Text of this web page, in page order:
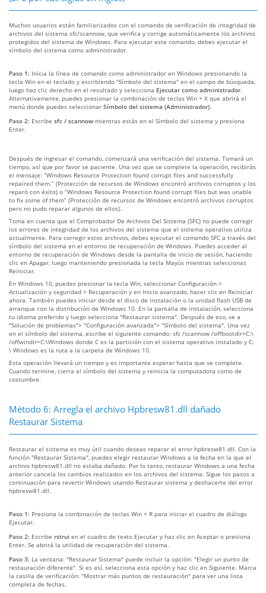
Muchos usuarios están familiarizados con el comando de verificación de integridad de
archivos del sistema sfc/scannow, que verifica y corrige automáticamente los archivos
protegidos del sistema de Windows. Para ejecutar este comando, debes ejecutar el
símbolo del sistema como administrador.
Paso 1: Inicia la línea de comando como administrador en Windows presionando la
tecla Win en el teclado y escribiendo "Símbolo del sistema" en el campo de búsqueda,
luego haz clic derecho en el resultado y selecciona Ejecutar como administrador.
Alternativamente, puedes presionar la combinación de teclas Win + X que abrirá el
menú donde puedes seleccionar Símbolo del sistema (Administrador).
Paso 2: Escribe sfc / scannow mientras estás en el Símbolo del sistema y presiona
Enter.
Después de ingresar el comando, comenzará una verificación del sistema. Tomará un
tiempo, así que por favor se paciente. Una vez que se complete la operación, recibirás
el mensaje: “Windows Resource Protection found corrupt files and successfully
repaired them.” (Protección de recursos de Windows encontró archivos corruptos y los
reparó con éxito) o “Windows Resource Protection found corrupt files but was unable
to fix some of them” (Protección de recursos de Windows encontró archivos corruptos
pero no pudo reparar algunos de ellos).
Toma en cuenta que el Comprobador De Archivos Del Sistema (SFC) no puede corregir
los errores de integridad de los archivos del sistema que el sistema operativo utiliza
actualmente. Para corregir estos archivos, debes ejecutar el comando SFC a través del
símbolo del sistema en el entorno de recuperación de Windows. Puedes acceder al
entorno de recuperación de Windows desde la pantalla de inicio de sesión, haciendo
clic en Apagar, luego manteniendo presionada la tecla Mayús mientras seleccionas
Reiniciar.
En Windows 10, puedes presionar la tecla Win, seleccionar Configuración >
Actualización y seguridad > Recuperación y en Inicio avanzado, hacer clic en Reiniciar
ahora. También puedes iniciar desde el disco de instalación o la unidad flash USB de
arranque con la distribución de Windows 10. En la pantalla de instalación, selecciona
tu idioma preferido y luego selecciona "Restaurar sistema". Después de eso, ve a
"Solución de problemas"> "Configuración avanzada"> "Símbolo del sistema". Una vez
en el símbolo del sistema, escribe el siguiente comando: sfc /scannow /offbootdir=C:\
/offwindir=C:\Windows donde C es la partición con el sistema operativo instalado y C:
\ Windows es la ruta a la carpeta de Windows 10.
Esta operación llevará un tiempo y es importante esperar hasta que se complete.
Cuando termine, cierra el símbolo del sistema y reinicia la computadora como de
costumbre.
Método 6: Arregla el archivo Hpbresw81.dll dañado
Restaurar Sistema
Restaurar el sistema es muy útil cuando deseas reparar el error hpbresw81.dll. Con la
función "Restaurar Sistema", puedes elegir restaurar Windows a la fecha en la que el
archivo hpbresw81.dll no estaba dañado. Por lo tanto, restaurar Windows a una fecha
anterior cancela los cambios realizados en los archivos del sistema. Sigue los pasos a
continuación para revertir Windows usando Restaurar sistema y deshacerte del error
hpbresw81.dll.
Paso 1: Presiona la combinación de teclas Win + R para iniciar el cuadro de diálogo
Ejecutar.
Paso 2: Escribe rstrui en el cuadro de texto Ejecutar y haz clic en Aceptar o presiona
Enter. Se abrirá la utilidad de recuperación del sistema.
Paso 3: La ventana: "Restaurar Sistema" puede incluir la opción: "Elegir un punto de
restauración diferente". Si es así, selecciona esta opción y haz clic en Siguiente. Marca
la casilla de verificación: "Mostrar más puntos de restauración" para ver una lista
completa de fechas.